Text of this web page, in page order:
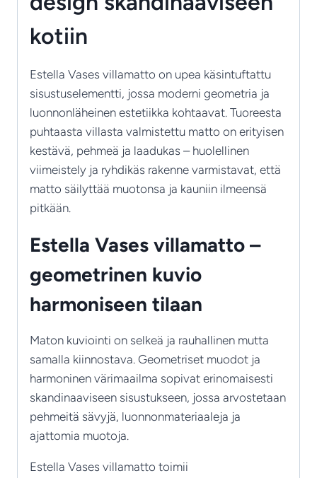
kotiin
Estella Vases villamatto on upea käsintuftattu
sisustuselementti, jossa moderni geometria ja
luonnonläheinen estetiikka kohtaavat. Tuoreesta
puhtaasta villasta valmistettu matto on erityisen
kestävä, pehmeä ja laadukas – huolellinen
viimeistely ja ryhdikäs rakenne varmistavat, että
matto säilyttää muotonsa ja kauniin ilmeensä
pitkään.
Estella Vases villamatto –
geometrinen kuvio
harmoniseen tilaan
Maton kuviointi on selkeä ja rauhallinen mutta
samalla kiinnostava. Geometriset muodot ja
harmoninen värimaailma sopivat erinomaisesti
skandinaaviseen sisustukseen, jossa arvostetaan
pehmeitä sävyjä, luonnonmateriaaleja ja
ajattomia muotoja.
Estella Vases villamatto toimii